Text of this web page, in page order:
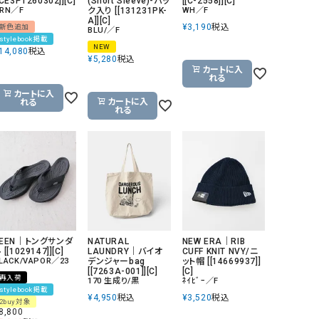
／F
新色追加
stylebook掲載
税込
カートに入
れる
ク入り [[131231PK-
A]][C]
BLU/／F
NEW
¥5,280税込
カートに入
れる
WH／F
¥3,190税込
カートに入
れる
｜トングサンダ
[[1029147]][C]
VAPOR／23
再入荷
stylebook掲載
2buy対象
8,800
NATURAL
LAUNDRY｜バイオ
デンジャーbag
[[7263A-001]][C]
170 生成り/黒
¥4,950税込
NEW ERA｜RIB
CUFF KNIT NVY/ニ
ット帽 [[14669937]]
[C]
ﾈｲﾋﾞｰ／F
¥3,520税込